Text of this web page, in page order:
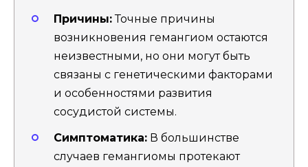
Причины:Точные причины
возникновения гемангиом остаются
неизвестными, но они могут быть
связаны с генетическими факторами
и особенностями развития
сосудистой системы.
Симптоматика: В большинстве
случаев гемангиомы протекают